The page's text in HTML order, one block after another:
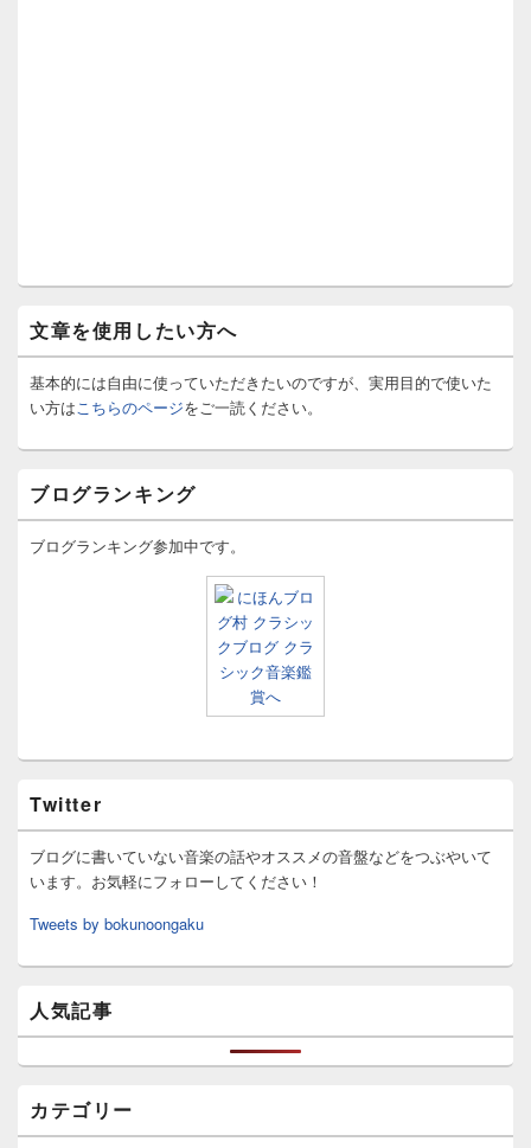
文章を使用したい方へ
基本的には自由に使っていただきたいのですが、実用目的で使いた
い方はこちらのページをご一読ください。
ブログランキング
ブログランキング参加中です。
Twitter
ブログに書いていない音楽の話やオススメの音盤などをつぶやいて
います。お気軽にフォローしてください！
Tweets by bokunoongaku
人気記事
カテゴリー